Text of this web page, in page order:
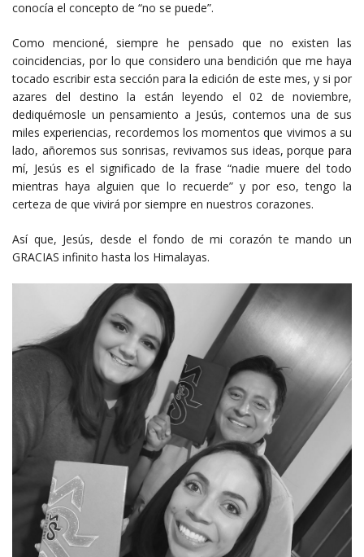
conocía el concepto de “no se puede”.
Como mencioné, siempre he pensado que no existen las
coincidencias, por lo que considero una bendición que me haya
tocado escribir esta sección para la edición de este mes, y si por
azares del destino la están leyendo el 02 de noviembre,
dediquémosle un pensamiento a Jesús, contemos una de sus
miles experiencias, recordemos los momentos que vivimos a su
lado, añoremos sus sonrisas, revivamos sus ideas, porque para
mí, Jesús es el significado de la frase “nadie muere del todo
mientras haya alguien que lo recuerde” y por eso, tengo la
certeza de que vivirá por siempre en nuestros corazones.
Así que, Jesús, desde el fondo de mi corazón te mando un
GRACIAS infinito hasta los Himalayas.